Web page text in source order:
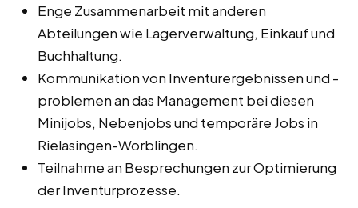
Enge Zusammenarbeit mit anderen
Abteilungen wie Lagerverwaltung, Einkauf und
Buchhaltung.
Kommunikation von Inventurergebnissen und -
problemen an das Management bei diesen
Minijobs, Nebenjobs und temporäre Jobs in
Rielasingen-Worblingen.
Teilnahme an Besprechungen zur Optimierung
der Inventurprozesse.